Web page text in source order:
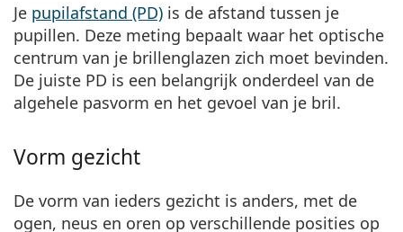
Je pupilafstand (PD) is de afstand tussen je
pupillen. Deze meting bepaalt waar het optische
centrum van je brillenglazen zich moet bevinden.
De juiste PD is een belangrijk onderdeel van de
algehele pasvorm en het gevoel van je bril.
Vorm gezicht
De vorm van ieders gezicht is anders, met de
ogen, neus en oren op verschillende posities op